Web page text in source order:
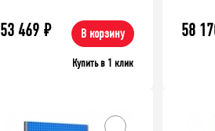
53 469 ₽ В корзину
Купить в 1 клик
58